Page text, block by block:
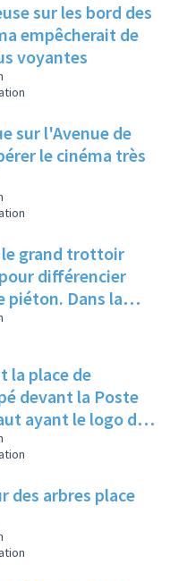
sur les bord des
empêcherait de
voyantes
sur l'Avenue de
le cinéma très
le grand trottoir
différencier
piéton. Dans la
colorée
la place de
devant la Poste
ayant le logo du
des arbres place